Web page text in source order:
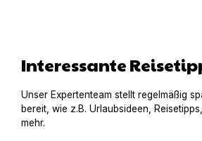
Interessante
Unser Expertenteam stellt regelmäßig
bereit, wie z.B. Urlaubsideen,
mehr.